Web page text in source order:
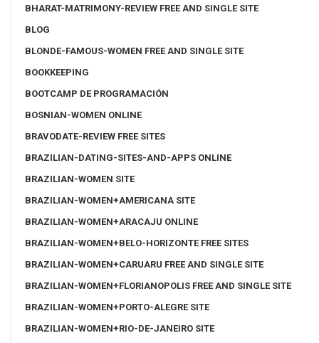
BHARAT-MATRIMONY-REVIEW FREE AND SINGLE SITE
BLOG
BLONDE-FAMOUS-WOMEN FREE AND SINGLE SITE
BOOKKEEPING
BOOTCAMP DE PROGRAMACIÓN
BOSNIAN-WOMEN ONLINE
BRAVODATE-REVIEW FREE SITES
BRAZILIAN-DATING-SITES-AND-APPS ONLINE
BRAZILIAN-WOMEN SITE
BRAZILIAN-WOMEN+AMERICANA SITE
BRAZILIAN-WOMEN+ARACAJU ONLINE
BRAZILIAN-WOMEN+BELO-HORIZONTE FREE SITES
BRAZILIAN-WOMEN+CARUARU FREE AND SINGLE SITE
BRAZILIAN-WOMEN+FLORIANOPOLIS FREE AND SINGLE SITE
BRAZILIAN-WOMEN+PORTO-ALEGRE SITE
BRAZILIAN-WOMEN+RIO-DE-JANEIRO SITE